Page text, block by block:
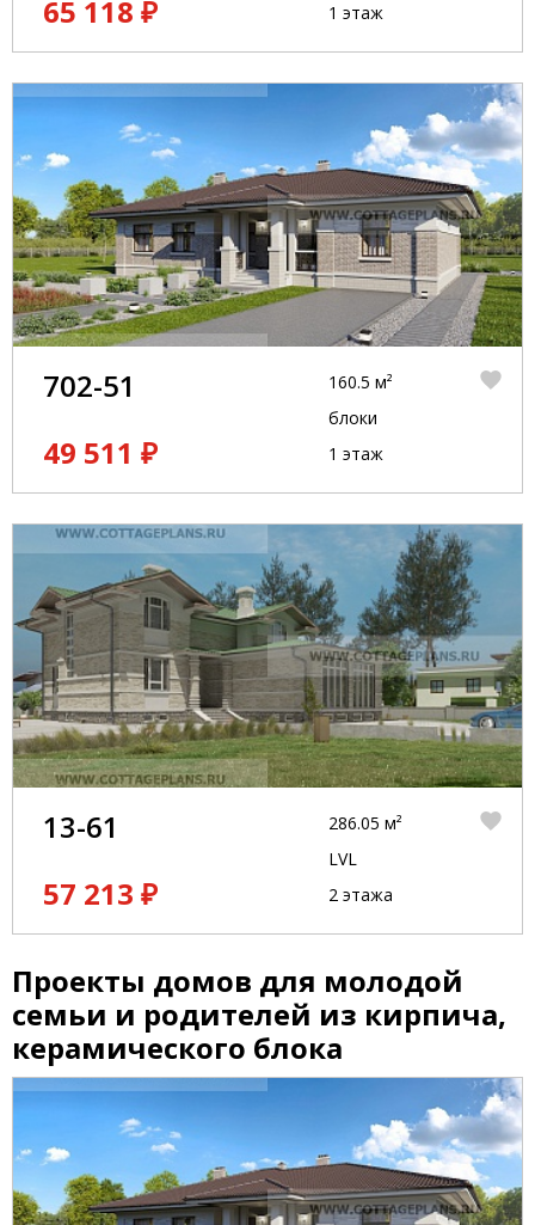
65 118 ₽
1 этаж
702-51
49 511 ₽
160.5 м²
блоки
1 этаж
13-61
57 213 ₽
286.05 м²
LVL
2 этажа
Проекты домов для молодой
семьи и родителей из кирпича,
керамического блока